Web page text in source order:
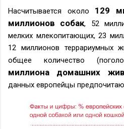
Насчитывается около 129
миллионов собак, 52
мелких млекопитающих, 23
12 миллионов террариумных
общее количество
миллиона домашних
данных европейцы